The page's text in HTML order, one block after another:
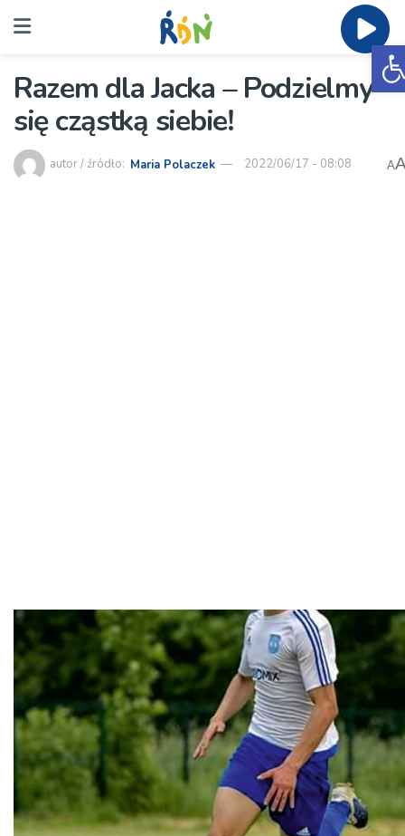
Razem dla Jacka – Podzielmy
się cząstką siebie!
autor / źródło: Maria Polaczek 2022/06/17 - 08:08 A